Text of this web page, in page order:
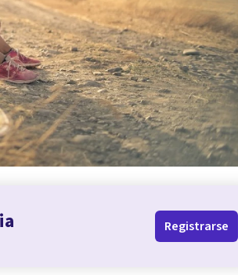
Registrarse